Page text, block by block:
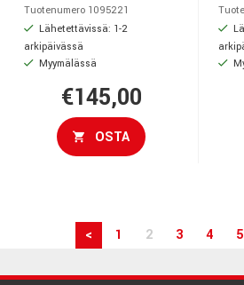
Tuotenumero 1095221
Lähetettävissä: 1-2
arkipäivässä
Myymälässä
€145,00
OSTA
< 1 2 3 4 5